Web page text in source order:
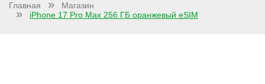
Главная
Магазин
iPhone 17 Pro Max 256 ГБ оранжевый eSIM